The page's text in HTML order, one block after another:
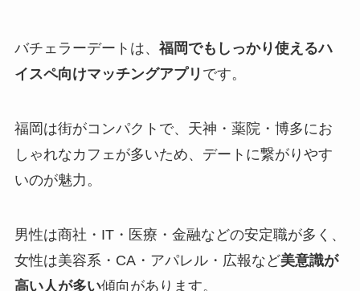
バチェラーデートは、 福岡でもしっかり使えるハ
イスペ向けマッチングアプリ です。
福岡は街がコンパクトで、天神・薬院・博多にお
しゃれなカフェが多いため、デートに繋がりやす
いのが魅力。
男性は商社・IT・医療・金融などの安定職が多く、
女性は美容系・CA・アパレル・広報など美意識が
高い人が多い傾向があります。